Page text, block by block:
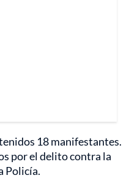
18 manifestantes.
por el delito contra la
Policía.